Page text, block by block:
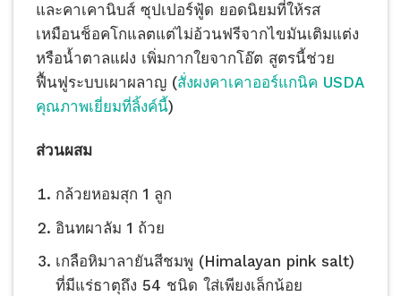
และคาเคานิบส์ ซุปเปอร์ฟู้ด ยอดนิยมที่ให้รส
เหมือนช็อคโกแลตแต่ไม่อ้วนฟรีจากไขมันเติมแต่ง
หรือน้ำตาลแฝง เพิ่มกากใยจากโอ๊ต สูตรนี้ช่วย
ฟื้นฟูระบบเผาผลาญ (สั่งผงคาเคาออร์แกนิค USDA
คุณภาพเยี่ยมที่ลิ้งค์นี้)
ส่วนผสม
กล้วยหอมสุก 1 ลูก
อินทผาลัม 1 ถ้วย
เกลือหิมาลายันสีชมพู (Himalayan pink salt)
ที่มีแร่ธาตุถึง 54 ชนิด ใส่เพียงเล็กน้อย